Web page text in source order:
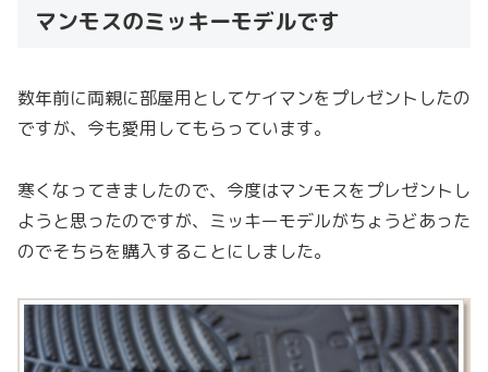
マンモスのミッキーモデルです
数年前に両親に部屋用としてケイマンをプレゼントしたの
ですが、今も愛用してもらっています。
寒くなってきましたので、今度はマンモスをプレゼントし
ようと思ったのですが、ミッキーモデルがちょうどあった
のでそちらを購入することにしました。